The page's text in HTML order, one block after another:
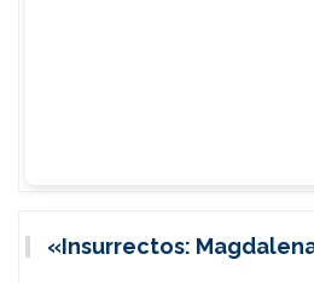
«Insurrectos: